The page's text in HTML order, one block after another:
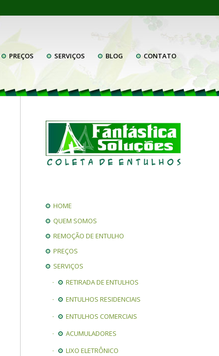
PREÇOS SERVIÇOS BLOG CONTATO
HOME
QUEM SOMOS
REMOÇÃO DE ENTULHO
PREÇOS
SERVIÇOS
RETIRADA DE ENTULHOS
ENTULHOS RESIDENCIAIS
ENTULHOS COMERCIAIS
ACUMULADORES
LIXO ELETRÔNICO